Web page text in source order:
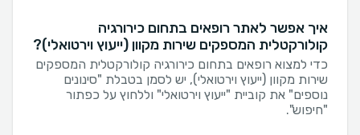
איך אפשר לאתר רופאים בתחום כירורגיה
קולורקטלית המספקים שירות מקוון (ייעוץ וירטואלי)?
כדי למצוא רופאים בתחום כירורגיה קולורקטלית המספקים
שירות מקוון (ייעוץ וירטואלי), יש לסמן בטבלת "סינונים
נוספים" את קוביית "ייעוץ וירטואלי" וללחוץ על כפתור
"חיפוש".